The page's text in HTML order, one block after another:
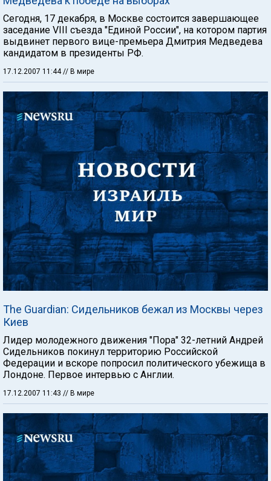
Сегодня, 17 декабря, в Москве состоится завершающее
заседание VIII съезда "Единой России", на котором партия
выдвинет первого вице-премьера Дмитрия Медведева
кандидатом в президенты РФ.
17.12.2007 11:44// В мире
The Guardian: Сидельников бежал из Москвы через
Киев
Лидер молодежного движения "Пора" 32-летний Андрей
Сидельников покинул территорию Российской
Федерации и вскоре попросил политического убежища в
Лондоне. Первое интервью с Англии.
17.12.2007 11:43 // В мире